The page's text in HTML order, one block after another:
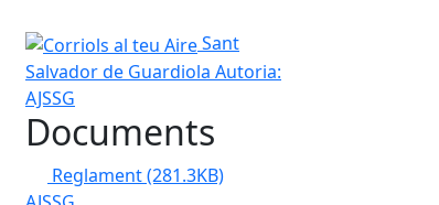
Corriols al teu Aire
Sant
Salvador de Guardiola Autoria:
AJSSG
Documents
Reglament(281.3KB)